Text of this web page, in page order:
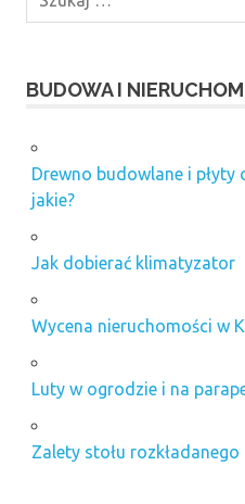
BUDOWA I
Drewno budowlane i płyty
jakie?
Jak dobierać klimatyzator
Wycena nieruchomości w
Luty w ogrodzie i na
Zalety stołu rozkładanego